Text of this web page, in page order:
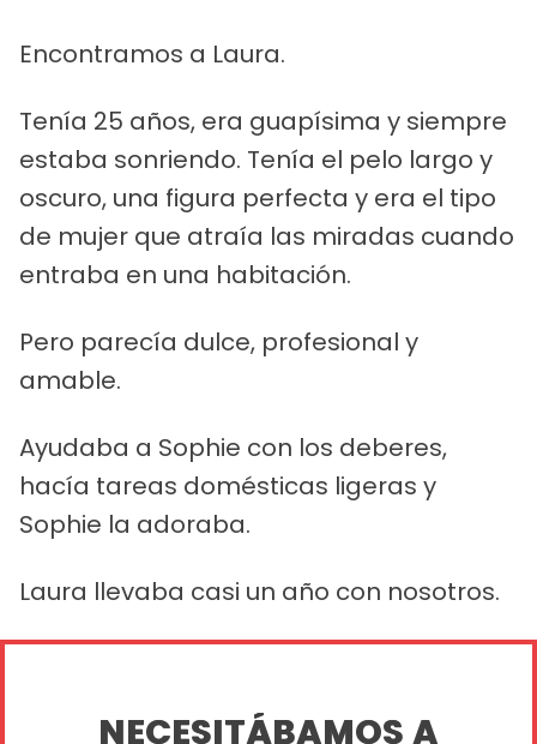
Encontramos a Laura.
Tenía 25 años, era guapísima y siempre
estaba sonriendo. Tenía el pelo largo y
oscuro, una figura perfecta y era el tipo
de mujer que atraía las miradas cuando
entraba en una habitación.
Pero parecía dulce, profesional y
amable.
Ayudaba a Sophie con los deberes,
hacía tareas domésticas ligeras y
Sophie la adoraba.
Laura llevaba casi un año con nosotros.
NECESITÁBAMOS A